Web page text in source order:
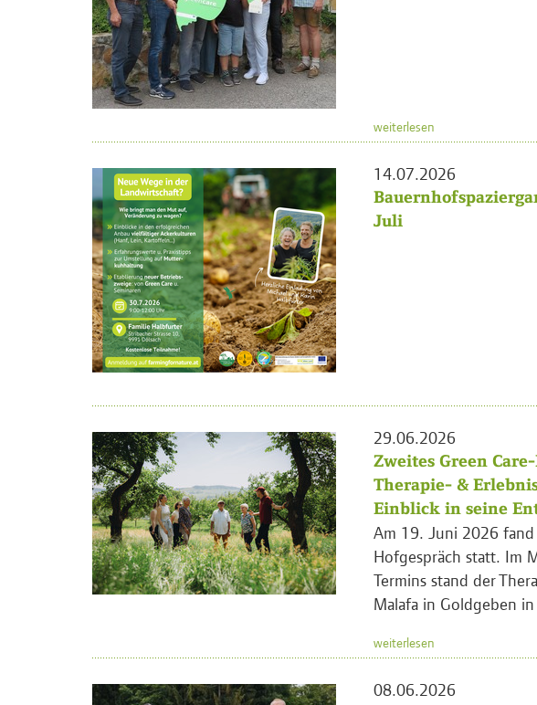
weiterlesen
14.07.2026
Juli
29.06.2026
Zweites Green
Therapie- &
Einblick in seine
Am 19. Juni 2026 fand
Hofgespräch statt. Im
Termins stand der
Malafa in Goldgeben
weiterlesen
08.06.2026